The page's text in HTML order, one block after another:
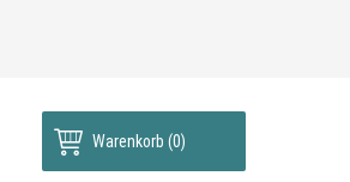
Warenkorb (0)